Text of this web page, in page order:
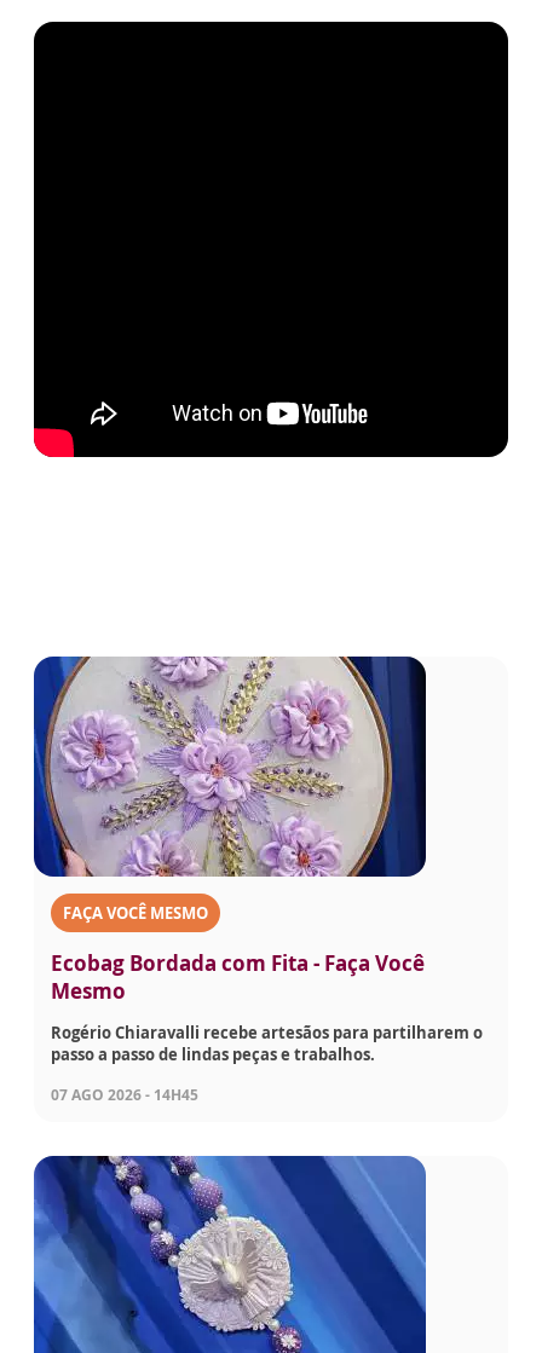
FAÇA VOCÊ MESMO
Ecobag Bordada com Fita - Faça Você
Mesmo
Rogério Chiaravalli recebe artesãos para partilharem o
passo a passo de lindas peças e trabalhos.
07 AGO 2026 - 14H45